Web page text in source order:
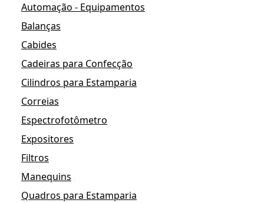
Automação - Equipamentos
Balanças
Cabides
Cadeiras para Confecção
Cilindros para Estamparia
Correias
Espectrofotômetro
Expositores
Filtros
Manequins
Quadros para Estamparia